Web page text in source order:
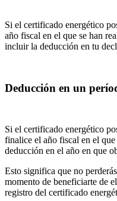
Si el certificado energético
año fiscal en el que se han
incluir la deducción en tu
Deducción en un
Si el certificado energético
finalice el año fiscal en el que
deducción en el año en que
Esto significa que no
momento de beneficiarte de
registro del certificado